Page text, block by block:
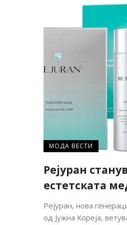
МОДА ВЕСТИ
Рејуран
естетската
Рејуран, нова
од Јужна Кореја,